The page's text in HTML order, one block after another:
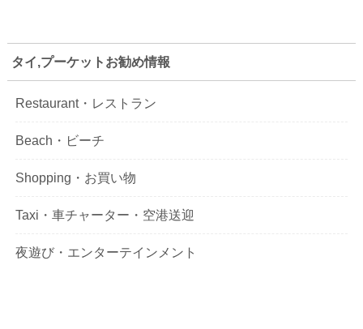
タイ,プーケットお勧め情報
Restaurant・レストラン
Beach・ビーチ
Shopping・お買い物
Taxi・車チャーター・空港送迎
夜遊び・エンターテインメント